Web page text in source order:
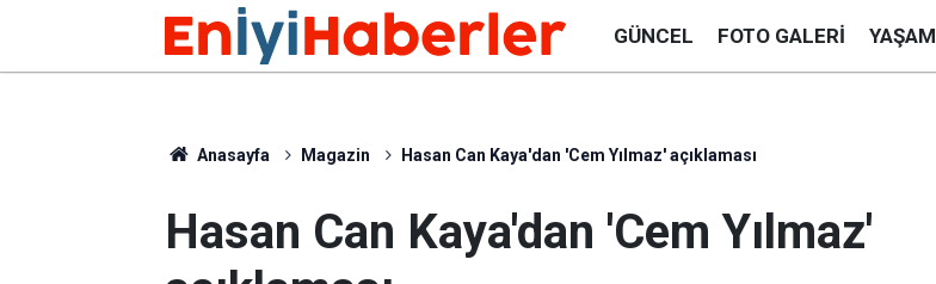
GÜNCEL FOTO GALERI YAŞAM
Anasayfa Magazin Hasan Can Kaya'dan 'Cem Yılmaz' açıklaması
Hasan Can Kaya'dan 'Cem Yılmaz'